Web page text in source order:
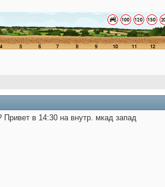
Привет в 14:30 на внутр. мкад запад